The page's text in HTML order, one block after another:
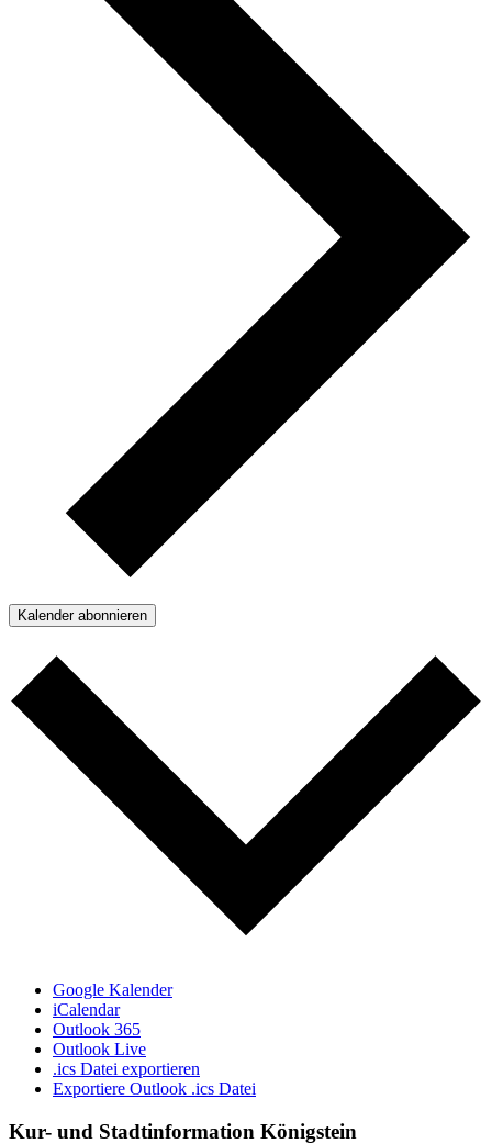
Kalender abonnieren
Google Kalender
iCalendar
Outlook 365
Outlook Live
.ics Datei exportieren
Exportiere Outlook .ics Datei
Kur- und Stadtinformation Königstein